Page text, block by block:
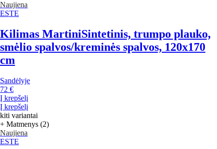
Naujiena
ESTE
Kilimas MartiniSintetinis, trumpo plauko,
smėlio spalvos/kreminės spalvos, 120x170
cm
Sandėlyje
72 €
Į krepšelį
Į krepšelį
kiti variantai
+ Matmenys (2)
Naujiena
ESTE